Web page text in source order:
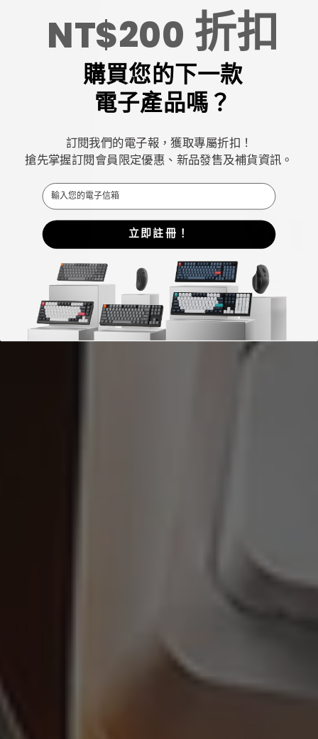
NT$200 折扣
購買您的下一款
電子產品嗎？
訂閱我們的電子報，獲取專屬折扣！
搶先掌握訂閱會員限定優惠、新品發售及補貨資訊。
Email
立即註冊！